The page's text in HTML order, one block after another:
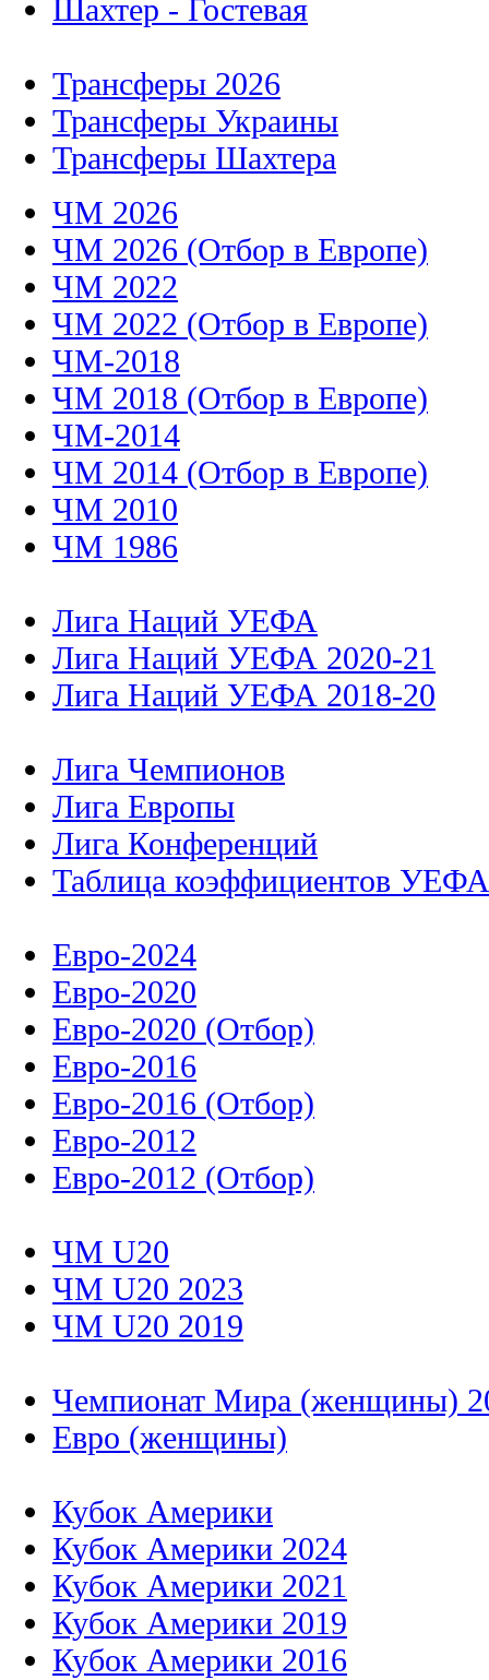
Шахтер - Гостевая
Трансферы 2026
Трансферы Украины
Трансферы Шахтера
ЧМ 2026
ЧМ 2026 (Отбор в Европе)
ЧМ 2022
ЧМ 2022 (Отбор в Европе)
ЧМ-2018
ЧМ 2018 (Отбор в Европе)
ЧМ-2014
ЧМ 2014 (Отбор в Европе)
ЧМ 2010
ЧМ 1986
Лига Наций УЕФА
Лига Наций УЕФА 2020-21
Лига Наций УЕФА 2018-20
Лига Чемпионов
Лига Европы
Лига Конференций
Таблица коэффициентов УЕФА
Евро-2024
Евро-2020
Евро-2020 (Отбор)
Евро-2016
Евро-2016 (Отбор)
Евро-2012
Евро-2012 (Отбор)
ЧМ U20
ЧМ U20 2023
ЧМ U20 2019
Чемпионат Мира (женщины)
Евро (женщины)
Кубок Америки
Кубок Америки 2024
Кубок Америки 2021
Кубок Америки 2019
Кубок Америки 2016